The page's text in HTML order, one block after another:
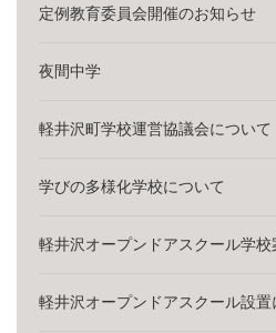
定例教育委員会開催のお知らせ
夜間中学
軽井沢町学校運営協議会について
学びの多様化学校について
軽井沢オープンドアスクール学
軽井沢オープンドアスクール設置